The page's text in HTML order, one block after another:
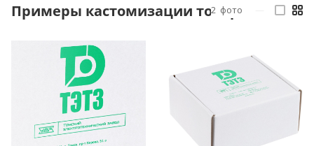
Примеры кастомизации товара
2 фото